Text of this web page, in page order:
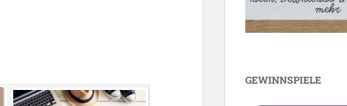
GEWINNSPIELE